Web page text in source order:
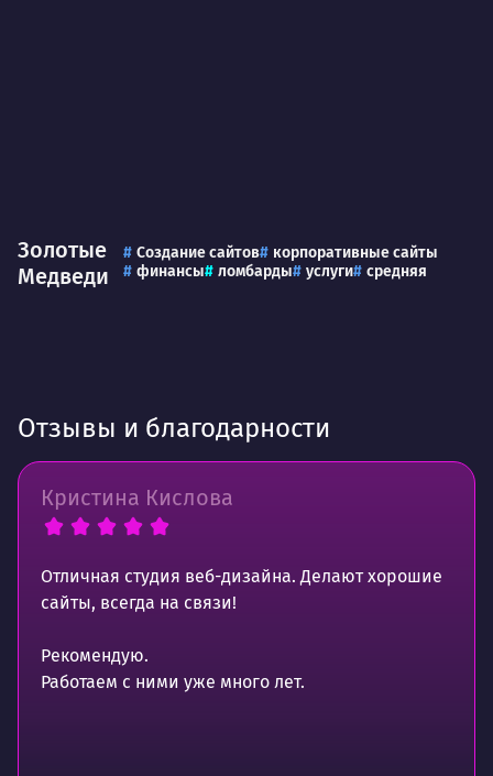
Золотые
Медведи
Создание сайтов
корпоративные сайты
финансы
ломбарды услуги средняя
Отзывы и благодарности
Кристина Кислова
Отличная студия веб-дизайна. Делают хорошие
сайты, всегда на связи!
Рекомендую.
Работаем с ними уже много лет.